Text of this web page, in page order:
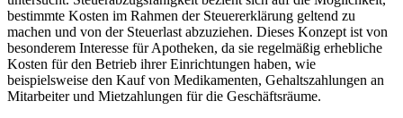
bestimmte Kosten im Rahmen⁤ der Steuererklärung ​geltend zu‍
machen ‌und von der Steuerlast abzuziehen. Dieses Konzept ist von
besonderem⁢ Interesse für Apotheken, da ⁤sie regelmäßig erhebliche
Kosten für den Betrieb​ ihrer Einrichtungen haben, wie
beispielsweise den Kauf von Medikamenten, Gehaltszahlungen an
Mitarbeiter und Mietzahlungen für die Geschäftsräume.